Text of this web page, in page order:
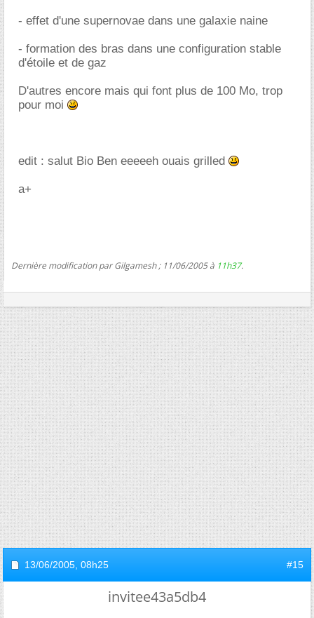
- effet d'une supernovae dans une galaxie naine
- formation des bras dans une configuration stable
d'étoile et de gaz
D'autres encore mais qui font plus de 100 Mo, trop
pour moi
edit : salut Bio Ben eeeeeh ouais grilled
a+
Dernière modification par Gilgamesh ; 11/06/2005 à 11h37.
13/06/2005, 08h25 #15
invitee43a5db4